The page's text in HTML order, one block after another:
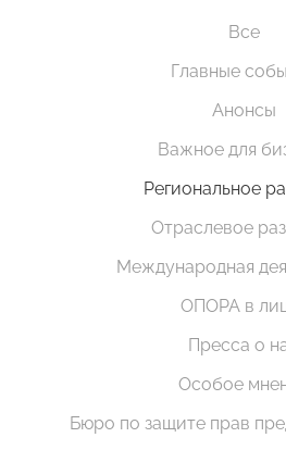
Все
Главные
Анонсы
Важное для
Региональное
Отраслевое
Международная
ОПОРА в
Пресса о
Особое
Бюро по защите прав